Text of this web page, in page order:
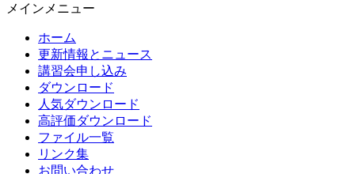
メインメニュー
ホーム
更新情報とニュース
講習会申し込み
ダウンロード
人気ダウンロード
高評価ダウンロード
ファイル一覧
リンク集
お問い合わせ